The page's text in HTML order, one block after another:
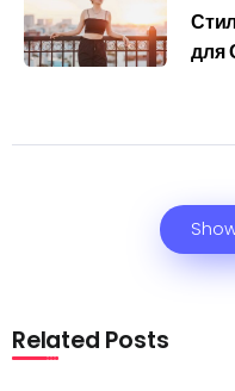
для
Related Posts